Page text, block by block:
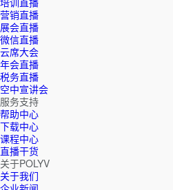
营销直播
展会直播
微信直播
云席大会
年会直播
税务直播
空中宣讲会
服务支持
帮助中心
下载中心
课程中心
直播干货
关于POLYV
关于我们